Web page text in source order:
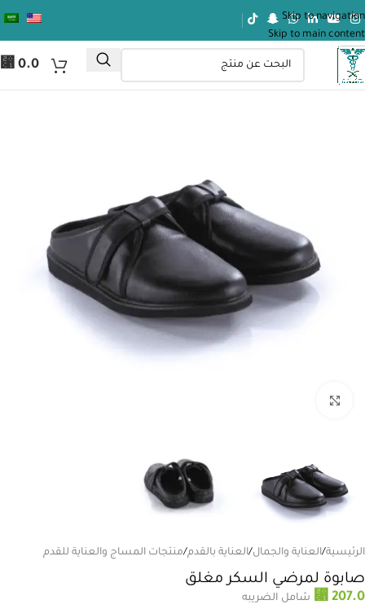
Skip to navigation
Skip to main content
⃁ 0.0
الرئيسية/العناية والجمال/العناية بالقدم/منتجات المساج والعناية للقدم
صابوة لمرضي السكر مغلق
⃁ 207.0 شامل الضريبه